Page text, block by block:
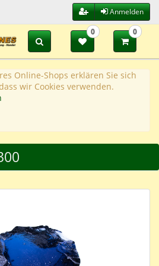
Anmelden
0 0
Online-Shops erklären Sie sich
wir Cookies verwenden.